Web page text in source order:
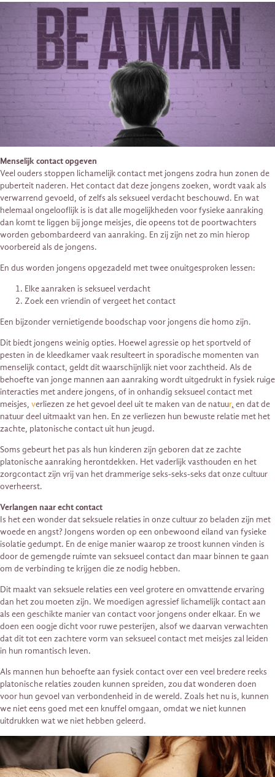
Menselijk contact opgeven
Veel ouders stoppen lichamelijk contact met jongens zodra hun zonen de
puberteit naderen. Het contact dat deze jongens zoeken, wordt vaak als
verwarrend gevoeld, of zelfs als seksueel verdacht beschouwd. En wat
helemaal ongelooflijk is is dat alle mogelijkheden voor fysieke aanraking
dan komt te liggen bij jonge meisjes, die opeens tot de poortwachters
worden gebombardeerd van aanraking. En zij zijn net zo min hierop
voorbereid als de jongens.
En dus worden jongens opgezadeld met twee onuitgesproken lessen:
Elke aanraken is seksueel verdacht
Zoek een vriendin of vergeet het contact
Een bijzonder vernietigende boodschap voor jongens die homo zijn.
Dit biedt jongens weinig opties. Hoewel agressie op het sportveld of
pesten in de kleedkamer vaak resulteert in sporadische momenten van
menselijk contact, geldt dit waarschijnlijk niet voor zachtheid. Als de
behoefte van jonge mannen aan aanraking wordt uitgedrukt in fysiek ruige
interacties met andere jongens, of in onhandig seksueel contact met
meisjes, verliezen ze het gevoel deel uit te maken van de natuur, en dat de
natuur deel uitmaakt van hen. En ze verliezen hun bewuste relatie met het
zachte, platonische contact uit hun jeugd.
Soms gebeurt het pas als hun kinderen zijn geboren dat ze zachte
platonische aanraking herontdekken. Het vaderlijk vasthouden en het
zorgcontact zijn vrij van het drammerige seks-seks-seks dat onze cultuur
overheerst.
Verlangen naar echt contact
Is het een wonder dat seksuele relaties in onze cultuur zo beladen zijn met
woede en angst? Jongens worden op een onbewoond eiland van fysieke
isolatie gedumpt. En de enige manier waarop ze troost kunnen vinden is
door de gemengde ruimte van seksueel contact dan maar binnen te gaan
om de verbinding te krijgen die ze nodig hebben.
Dit maakt van seksuele relaties een veel grotere en omvattende ervaring
dan het zou moeten zijn. We moedigen agressief lichamelijk contact aan
als een geschikte manier van contact voor jongens onder elkaar. En we
doen een oogje dicht voor ruwe pesterijen, alsof we daarvan verwachten
dat dit tot een zachtere vorm van seksueel contact met meisjes zal leiden
in hun romantisch leven.
Als mannen hun behoefte aan fysiek contact over een veel bredere reeks
platonische relaties zouden kunnen spreiden, zou dat wonderen doen
voor hun gevoel van verbondenheid in de wereld. Zoals het nu is, kunnen
we niet eens goed met een knuffel omgaan, omdat we niet kunnen
uitdrukken wat we niet hebben geleerd.